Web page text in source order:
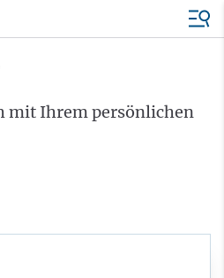
mit Ihrem persönlichen